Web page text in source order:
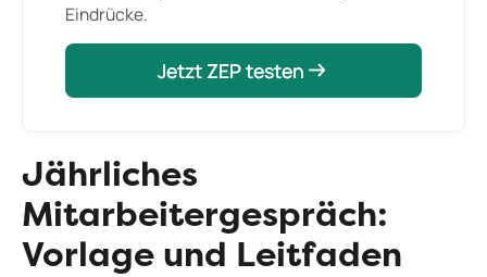
Eindrücke.
Jetzt ZEP testen
Jetzt ZEP testen
Jährliches
Mitarbeitergespräch:
Vorlage und Leitfaden